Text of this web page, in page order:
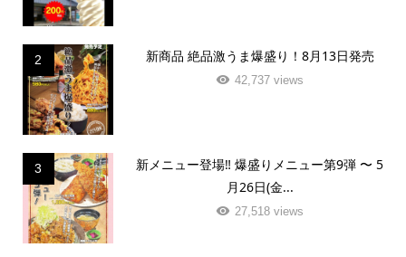
2 新商品 絶品激うま爆盛り！8月13日発売
42,737 views
3
新メニュー登場‼️ 爆盛りメニュー第9弾 〜 5
月26日(金...
27,518 views